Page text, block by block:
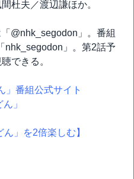
杜夫／渡辺謙ほか。
@nhk_segodon」。番組
nhk_segodon」。第2話予
できる。
」番組公式サイト
」
ん」を2倍楽しむ】